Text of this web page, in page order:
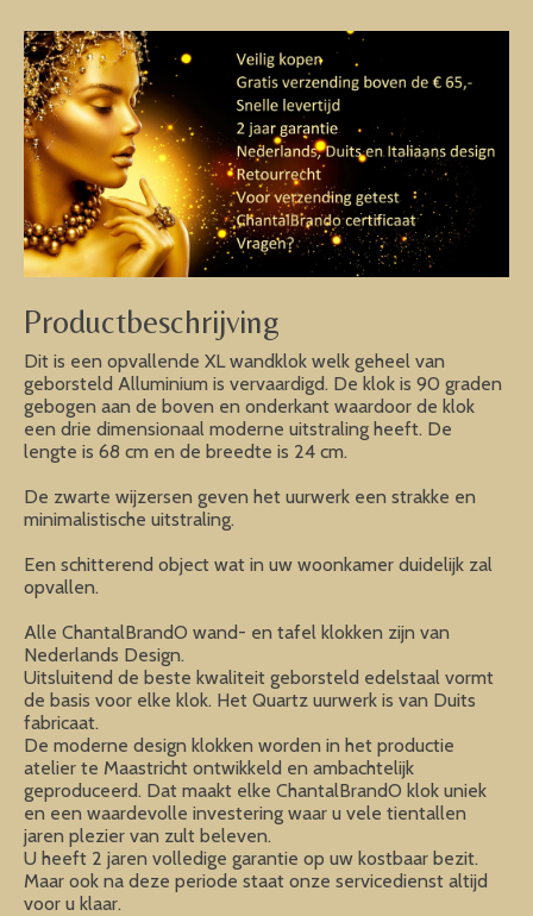
Productbeschrijving
Dit is een opvallende XL wandklok welk geheel van
geborsteld Alluminium is vervaardigd. De klok is 90 graden
gebogen aan de boven en onderkant waardoor de klok
een drie dimensionaal moderne uitstraling heeft. De
lengte is 68 cm en de breedte is 24 cm.
De zwarte wijzersen geven het uurwerk een strakke en
minimalistische uitstraling.
Een schitterend object wat in uw woonkamer duidelijk zal
opvallen.
Alle ChantalBrandO wand- en tafel klokken zijn van
Nederlands Design.
Uitsluitend de beste kwaliteit geborsteld edelstaal vormt
de basis voor elke klok. Het Quartz uurwerk is van Duits
fabricaat.
De moderne design klokken worden in het productie
atelier te Maastricht ontwikkeld en ambachtelijk
geproduceerd. Dat maakt elke ChantalBrandO klok uniek
en een waardevolle investering waar u vele tientallen
jaren plezier van zult beleven.
U heeft 2 jaren volledige garantie op uw kostbaar bezit.
Maar ook na deze periode staat onze servicedienst altijd
voor u klaar.